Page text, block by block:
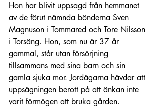
Hon har blivit uppsagd från hemmanet
av de förut nämnda bönderna Sven
Magnuson i Tommared och Tore Nilsson
i Torsäng. Hon, som nu är 37 år
gammal, står utan försörjning
tillsammans med sina barn och sin
gamla sjuka mor. Jordägarna hävdar att
uppsägningen berott på att änkan inte
varit förmögen att bruka gården.